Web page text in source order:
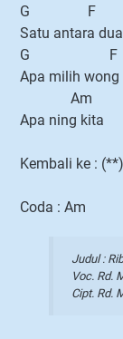
G F
Satu antara
G F
Apa milih wong
Am
Apa ning kita
Kembali ke :
Coda : Am
Judul :
Voc. Rd.
Cipt. Rd.